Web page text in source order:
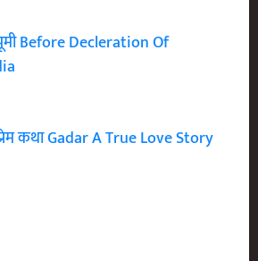
Before Decleration Of
कथा Gadar A True Love Story